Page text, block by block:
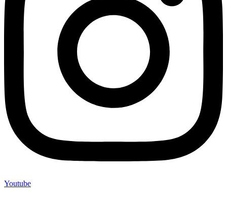
Youtube